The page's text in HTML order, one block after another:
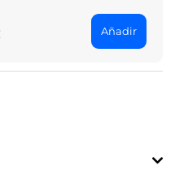
Añadir